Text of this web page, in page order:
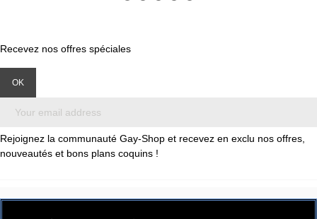
Recevez nos offres spéciales
Rejoignez la communauté Gay-Shop et recevez en exclu nos offres,
nouveautés et bons plans coquins !